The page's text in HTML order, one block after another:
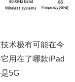
术极有可能在今
用在了哪款iPad
5G